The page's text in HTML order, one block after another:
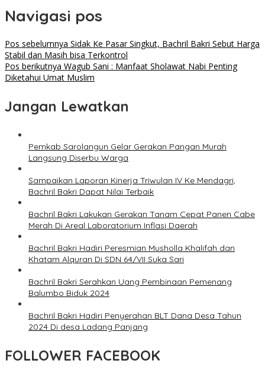
Navigasi pos
Pos sebelumnya Sidak Ke Pasar Singkut, Bachril Bakri Sebut Harga
Stabil dan Masih bisa Terkontrol
Pos berikutnya Wagub Sani : Manfaat Sholawat Nabi Penting
Diketahui Umat Muslim
Jangan Lewatkan
Pemkab Sarolangun Gelar Gerakan Pangan Murah
Langsung Diserbu Warga
Sampaikan Laporan Kinerja Triwulan IV Ke Mendagri,
Bachril Bakri Dapat Nilai Terbaik
Bachril Bakri Lakukan Gerakan Tanam Cepat Panen Cabe
Merah Di Areal Laboratorium Inflasi Daerah
Bachril Bakri Hadiri Peresmian Musholla Khalifah dan
Khatam Alquran Di SDN 64/VII Suka Sari
Bachril Bakri Serahkan Uang Pembinaan Pemenang
Balumbo Biduk 2024
Bachril Bakri Hadiri Penyerahan BLT Dana Desa Tahun
2024 Di desa Ladang Panjang
FOLLOWER FACEBOOK